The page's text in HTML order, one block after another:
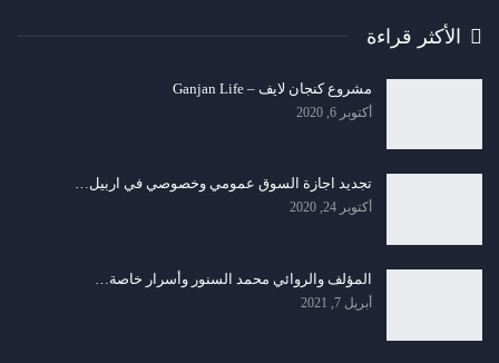
الأكثر قراءة
مشروع كنجان لايف – Ganjan Life
أكتوبر 6, 2020
تجديد اجازة السوق عمومي وخصوصي في اربيل…
أكتوبر 24, 2020
المؤلف والروائي محمد السنور وأسرار خاصة…
أبريل 7, 2021